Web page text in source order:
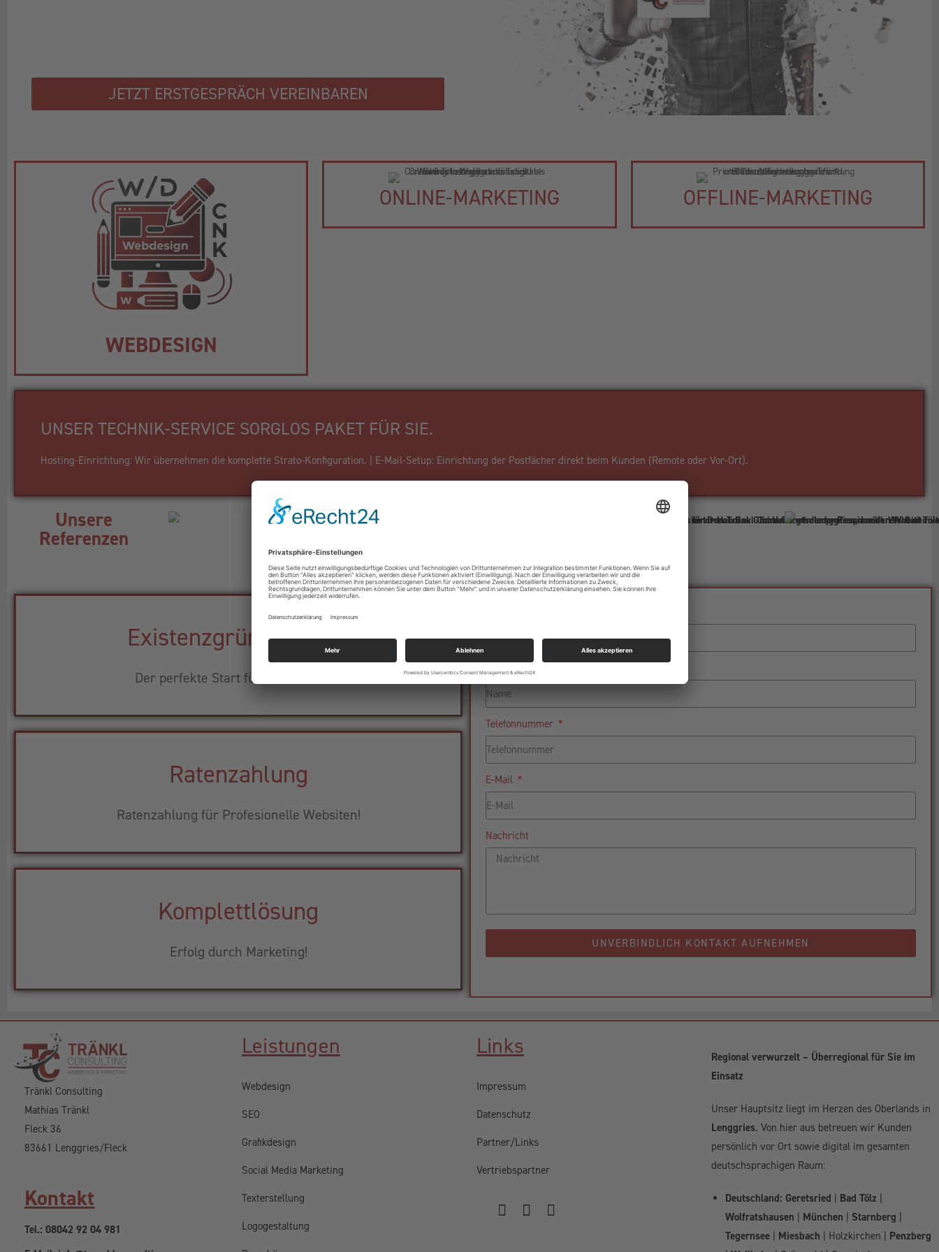
JETZT ERSTGESPRÄCH VEREINBAREN
WEBDESIGN
ONLINE-MARKETING OFFLINE-MARKETING
UNSER TECHNIK-SERVICE SORGLOS PAKET FÜR SIE.
Hosting-Einrichtung: Wir übernehmen die komplette Strato-Konfiguration. | E-Mail-Setup: Einrichtung der Postfächer direkt beim Kunden (Remote oder Vor-Ort).
Unsere
Referenzen
Existenzgründerpaket
Der perfekte Start für Ihr Business!
Ratenzahlung
Ratenzahlung für Profesionelle Websiten!
Komplettlösung
Erfolg durch Marketing!
Name
Telefonnummer
E-Mail
Nachricht
UNVERBINDLICH KONTAKT AUFNEHMEN
Tränkl Consulting
Mathias Tränkl
Fleck 36
83661 Lenggries/Fleck
Kontakt
Tel.: 08042 92 04 981
Leistungen
Webdesign
SEO
Grafikdesign
Social Media Marketing
Texterstellung
Logogestaltung
Links
Impressum
Datenschutz
Partner/Links
Vertriebspartner
Regional verwurzelt – Überregional für Sie im
Einsatz
Unser Hauptsitz liegt im Herzen des Oberlands in
Lenggries. Von hier aus betreuen wir Kunden
persönlich vor Ort sowie digital im gesamten
deutschsprachigen Raum:
Deutschland: Geretsried Bad Tölz
Wolfratshausen
München Starnberg
Tegernsee
Miesbach | Holzkirchen | Penzberg